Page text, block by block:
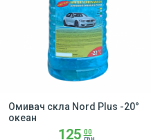
Омивач скла Nord Plus -20°
океан
125 00